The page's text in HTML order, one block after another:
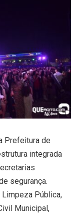
Prefeitura de
integrada
segurança.
Pública,
Municipal,